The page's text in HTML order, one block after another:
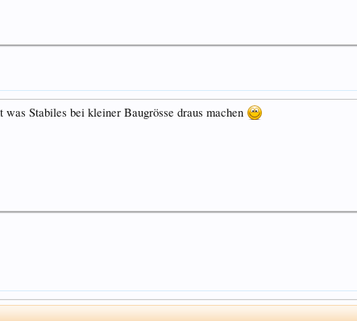
Stabiles bei kleiner Baugrösse draus machen